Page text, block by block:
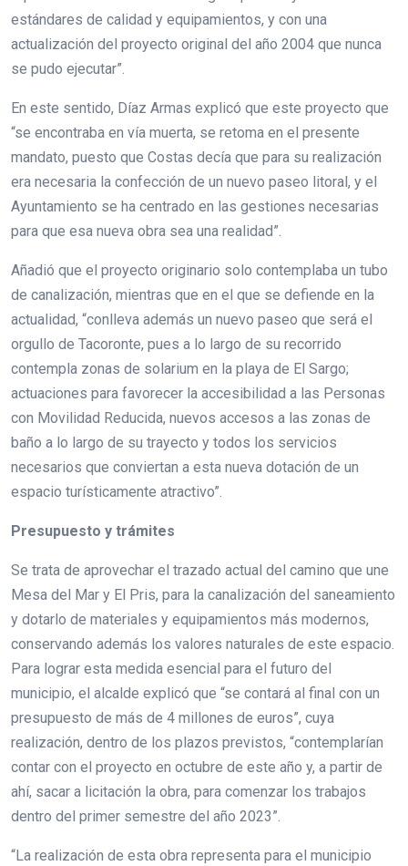
estándares de calidad y equipamientos, y con una
actualización del proyecto original del año 2004 que nunca
se pudo ejecutar”.
En este sentido, Díaz Armas explicó que este proyecto que
“se encontraba en vía muerta, se retoma en el presente
mandato, puesto que Costas decía que para su realización
era necesaria la confección de un nuevo paseo litoral, y el
Ayuntamiento se ha centrado en las gestiones necesarias
para que esa nueva obra sea una realidad”.
Añadió que el proyecto originario solo contemplaba un tubo
de canalización, mientras que en el que se defiende en la
actualidad, “conlleva además un nuevo paseo que será el
orgullo de Tacoronte, pues a lo largo de su recorrido
contempla zonas de solarium en la playa de El Sargo;
actuaciones para favorecer la accesibilidad a las Personas
con Movilidad Reducida, nuevos accesos a las zonas de
baño a lo largo de su trayecto y todos los servicios
necesarios que conviertan a esta nueva dotación de un
espacio turísticamente atractivo”.
Presupuesto y trámites
Se trata de aprovechar el trazado actual del camino que une
Mesa del Mar y El Pris, para la canalización del saneamiento
y dotarlo de materiales y equipamientos más modernos,
conservando además los valores naturales de este espacio.
Para lograr esta medida esencial para el futuro del
municipio, el alcalde explicó que “se contará al final con un
presupuesto de más de 4 millones de euros”, cuya
realización, dentro de los plazos previstos, “contemplarían
contar con el proyecto en octubre de este año y, a partir de
ahí, sacar a licitación la obra, para comenzar los trabajos
dentro del primer semestre del año 2023”.
“La realización de esta obra representa para el municipio